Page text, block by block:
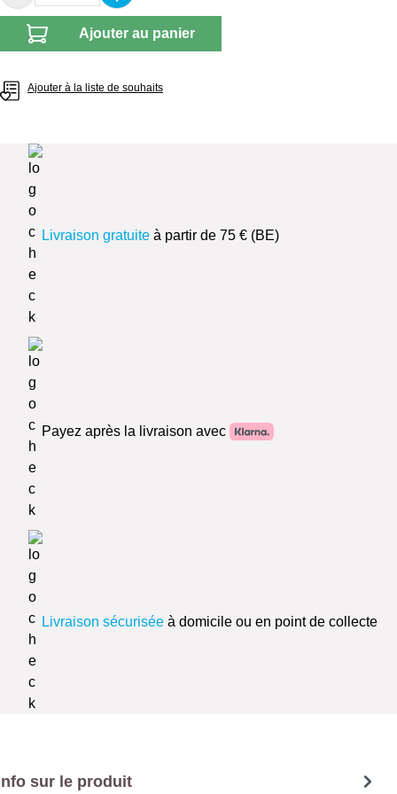
Ajouter au panier
Ajouter à la liste de souhaits
Livraison gratuite à partir de 75 € (BE)
Payez après la livraison avec
Livraison sécurisée à domicile ou en point de collecte
sur le produit